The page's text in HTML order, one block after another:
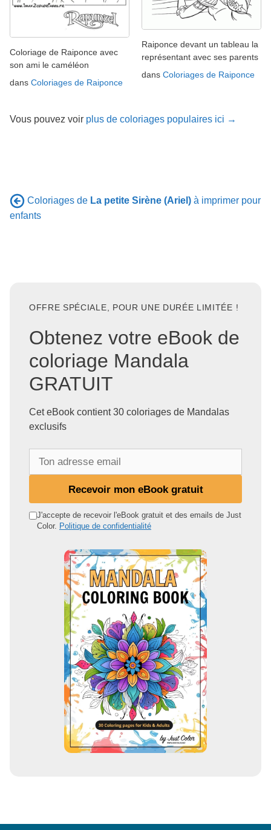
Coloriage de Raiponce avec
son ami le caméléon
dans Coloriages de Raiponce
Raiponce devant un tableau la
représentant avec ses parents
dans Coloriages de Raiponce
Vous pouvez voir plus de coloriages populaires ici →
Coloriages de La petite Sirène (Ariel) à imprimer pour
enfants
OFFRE SPÉCIALE, POUR UNE DURÉE LIMITÉE !
Obtenez votre eBook de
coloriage Mandala
GRATUIT
Cet eBook contient 30 coloriages de Mandalas
exclusifs
d
Recevoir mon eBook gratuit
J'accepte de recevoir l'eBook gratuit et des emails de Just
Color. Politique de confidentialité